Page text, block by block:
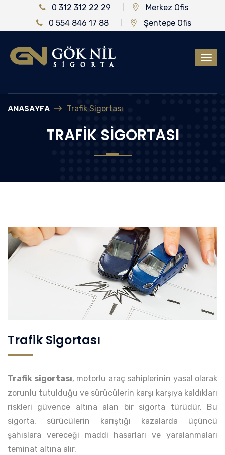
0 312 312 22 29
Merkez Ofis
0 554 846 17 88
Şentepe Ofis
ANASAYFA Trafik Sigortası
TRAFIK SIGORTASI
Trafik Sigortası
Trafik sigortası, motorlu araç sahiplerinin yasal olarak
zorunlu tutulduğu ve sürücülerin karşı karşıya kaldıkları
riskleri güvence altına alan bir sigorta türüdür. Bu
sigorta, sürücülerin karıştığı kazalarda üçüncü
şahıslara vereceği maddi hasarları ve yaralanmaları
teminat altına alır.